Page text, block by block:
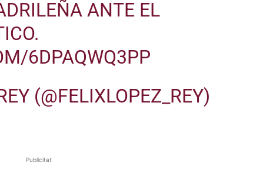
ANTE EL
6DPAQWQ3PP
(@FELIXLOPEZ_REY)
Publicitat